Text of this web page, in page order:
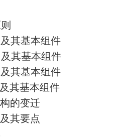
其基本组件
其基本组件
其基本组件
其基本组件
的变迁
其要点